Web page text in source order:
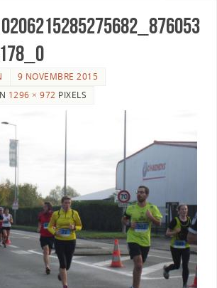
9 NOVEMBRE 2015
1296 × 972 PIXELS